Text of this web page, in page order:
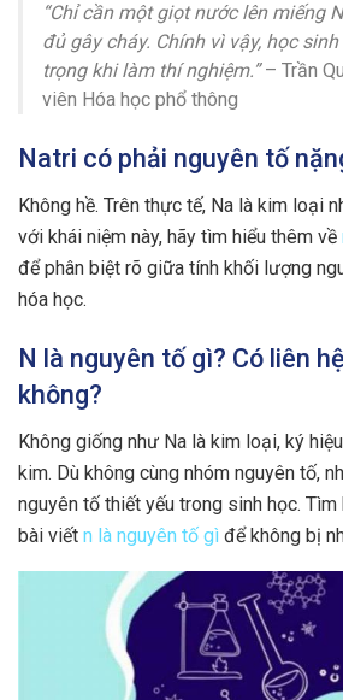
“Chỉ cần một giọt nước lên miếng
đủ gây cháy. Chính vì vậy, học
trọng khi làm thí nghiệm.”– Trần
viên Hóa học phổ thông
Natri có phải nguyên tố
Không hề. Trên thực tế, Na là kim loại
với khái niệm này, hãy tìm hiểu thêm về
để phân biệt rõ giữa tính khối lượng
hóa học.
N là nguyên tố gì? Có liên
không?
Không giống như Na là kim loại, ký
kim. Dù không cùng nhóm nguyên tố,
nguyên tố thiết yếu trong sinh học.
bài viết n là nguyên tố gì để không bị